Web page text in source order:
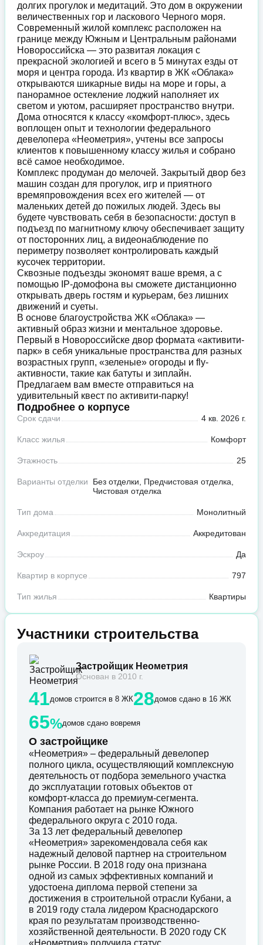
долгих прогулок и медитаций. Это дом в окружении
величественных гор и ласкового Черного моря.
Современный жилой комплекс расположен на
границе между Южным и Центральным районами
Новороссийска — это развитая локация с
прекрасной экологией и всего в 5 минутах езды от
моря и центра города. Из квартир в ЖК «Облака»
открываются шикарные виды на море и горы, а
панорамное остекление лоджий наполняет их
светом и уютом, расширяет пространство внутри.
Дома относятся к классу «комфорт-плюс», здесь
воплощен опыт и технологии федерального
девелопера «Неометрия», учтены все запросы
клиентов к повышенному классу жилья и собрано
всё самое необходимое.
Комплекс продуман до мелочей. Закрытый двор без
машин создан для прогулок, игр и приятного
времяпровождения всех его жителей — от
маленьких детей до пожилых людей. Здесь вы
будете чувствовать себя в безопасности: доступ в
подъезд по магнитному ключу обеспечивает защиту
от посторонних лиц, а видеонаблюдение по
периметру позволяет контролировать каждый
кусочек территории.
Сквозные подъезды экономят ваше время, а с
помощью IP-домофона вы сможете дистанционно
открывать дверь гостям и курьерам, без лишних
движений и суеты.
В основе благоустройства ЖК «Облака» —
активный образ жизни и ментальное здоровье.
Первый в Новороссийске двор формата «активити-
парк» в себя уникальные пространства для разных
возрастных групп, «зеленые» огороды и fly-
активности, такие как батуты и зиплайн.
Предлагаем вам вместе отправиться на
удивительный квест по активити-парку!
Подробнее о корпусе
Срок сдачи 4 кв. 2026 г.
Класс жилья Комфорт
Этажность 25
Варианты отделки
Без отделки, Предчистовая отделка,
Чистовая отделка
Тип дома Монолитный
Аккредитация Аккредитован
Эскроу Да
Квартир в корпусе 797
Тип жилья Квартиры
Участники строительства
Застройщик Неометрия
Основан в 2010 г.
41домов строится в 8 ЖК28домов сдано в 16 ЖК
65%домов сдано вовремя
О застройщике
«Неометрия» – федеральный девелопер
полного цикла, осуществляющий комплексную
деятельность от подбора земельного участка
до эксплуатации готовых объектов от
комфорт-класса до премиум-сегмента.
Компания работает на рынке Южного
федерального округа с 2010 года.
За 13 лет федеральный девелопер
«Неометрия» зарекомендовала себя как
надежный деловой партнер на строительном
рынке России. В 2018 году она признана
одной из самых эффективных компаний и
удостоена диплома первой степени за
достижения в строительной отрасли Кубани, а
в 2019 году стала лидером Краснодарского
края по результатам производственно-
хозяйственной деятельности. В 2020 году СК
«Неометрия» получила статус